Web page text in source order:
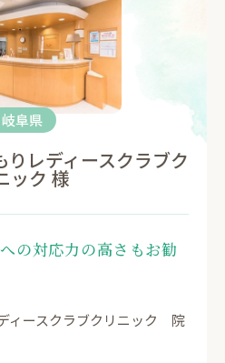
岐阜県
りレディースクラブク
ック 様
の対応力の高さもお勧
ィースクラブクリニック 院